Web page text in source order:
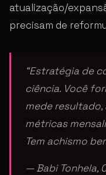
atualização/
precisam de
“Estratégia de
ciência. Você
mede resultado,
métricas
Tem achismo
— Babi Tonhela,